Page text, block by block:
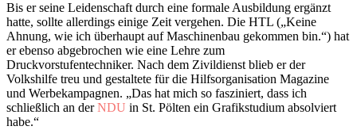
Bis er seine Leidenschaft durch eine formale Ausbildung ergänzt
hatte, sollte allerdings einige Zeit vergehen. Die HTL („Keine
Ahnung, wie ich überhaupt auf Maschinenbau gekommen bin.“) hat
er ebenso abgebrochen wie eine Lehre zum
Druckvorstufentechniker. Nach dem Zivildienst blieb er der
Volkshilfe treu und gestaltete für die Hilfsorganisation Magazine
und Werbekampagnen. „Das hat mich so fasziniert, dass ich
schließlich an derNDU in St. Pölten ein Grafikstudium absolviert
habe.“